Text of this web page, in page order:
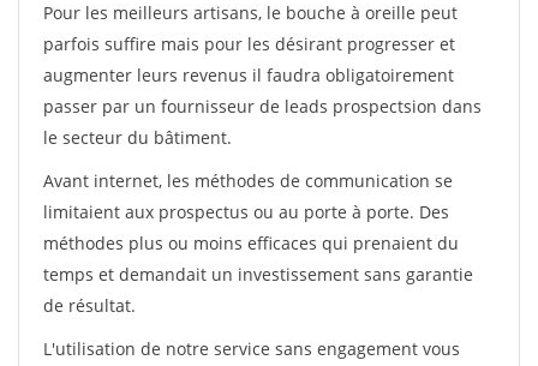
Pour les meilleurs artisans, le bouche à oreille peut
parfois suffire mais pour les désirant progresser et
augmenter leurs revenus il faudra obligatoirement
passer par un fournisseur de leads prospectsion dans
le secteur du bâtiment.
Avant internet, les méthodes de communication se
limitaient aux prospectus ou au porte à porte. Des
méthodes plus ou moins efficaces qui prenaient du
temps et demandait un investissement sans garantie
de résultat.
L'utilisation de notre service sans engagement vous